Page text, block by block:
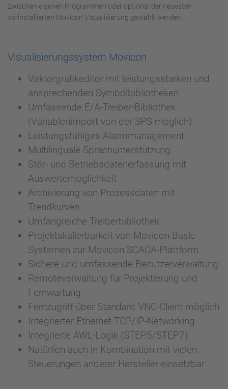
zwischen eigenen Programmen oder optional der neuesten
vorinstallierten Movicon Visualisierung gewählt werden.
Visualisierungssystem Movicon
Vektorgrafikeditor mit leistungsstarken und
ansprechenden Symbolbibliotheken
Umfassende E/A-Treiber-Bibliothek
(Variablenimport von der SPS möglich)
Leistungsfähiges Alarmmanagement
Multilinguale Sprachunterstützung
Stör- und Betriebsdatenerfassung mit
Auswertemöglichkeit
Archivierung von Prozessdaten mit
Trendkurven
Umfangreiche Treiberbibliothek
Projektskalierbarkeit von Movicon Basic-
Systemen zur Movicon SCADA-Plattform
Sichere und umfassende Benutzerverwaltung
Remoteverwaltung für Projektierung und
Fernwartung
Fernzugriff über Standard VNC-Client möglich
Integrierter Ethernet TCP/IP-Networking
Integrierte AWL-Logik (STEP5/STEP7)
Natürlich auch in Kombination mit vielen
Steuerungen anderer Hersteller einsetzbar